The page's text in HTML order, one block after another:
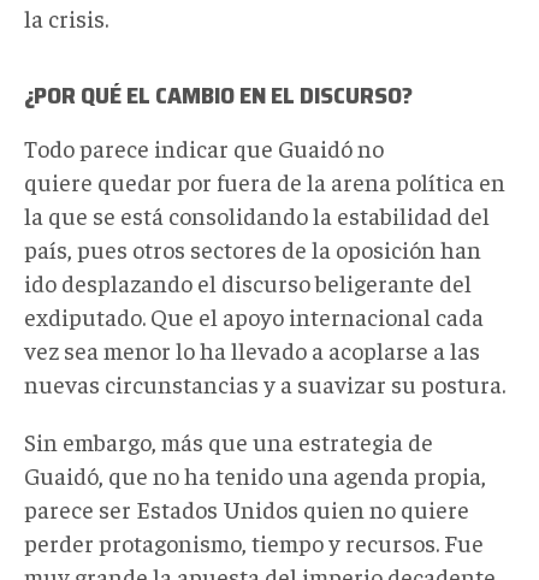
la crisis.
¿POR QUÉ EL CAMBIO EN EL DISCURSO?
Todo parece indicar que Guaidó no
quiere quedar por fuera de la arena política en
la que se está consolidando la estabilidad del
país, pues otros sectores de la oposición han
ido desplazando el discurso beligerante del
exdiputado. Que el apoyo internacional cada
vez sea menor lo ha llevado a acoplarse a las
nuevas circunstancias y a suavizar su postura.
Sin embargo, más que una estrategia de
Guaidó, que no ha tenido una agenda propia,
parece ser Estados Unidos quien no quiere
perder protagonismo, tiempo y recursos. Fue